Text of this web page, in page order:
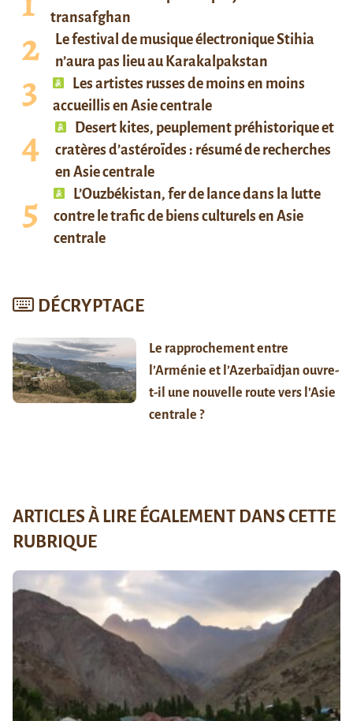
transafghan
Le festival de musique électronique Stihia
n’aura pas lieu au Karakalpakstan
Les artistes russes de moins en moins
accueillis en Asie centrale
Desert kites, peuplement préhistorique et
cratères d’astéroïdes : résumé de recherches
en Asie centrale
L’Ouzbékistan, fer de lance dans la lutte
contre le trafic de biens culturels en Asie
centrale
DÉCRYPTAGE
Le rapprochement entre
l’Arménie et l’Azerbaïdjan ouvre-
t-il une nouvelle route vers l’Asie
centrale ?
ARTICLES À LIRE ÉGALEMENT DANS CETTE
RUBRIQUE